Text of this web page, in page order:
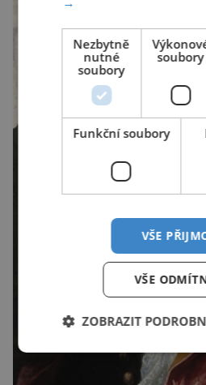
je mnoho živočichů a
Nezbytně
nutné
soubory
soubory
Funkční soubory
VŠE
VŠE
ZOBRAZIT